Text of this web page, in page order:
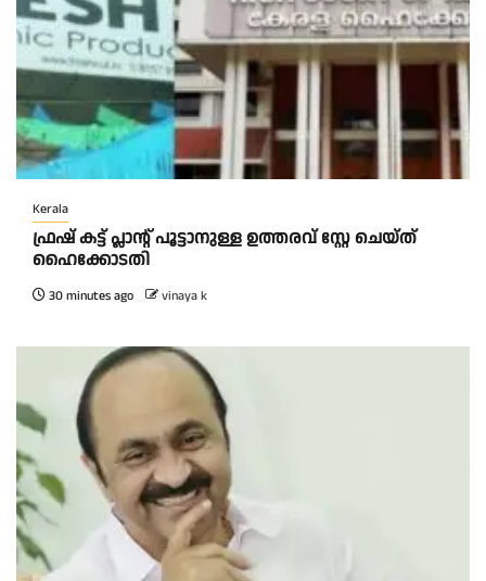
Kerala
ഫ്രഷ് കട്ട് പ്ലാന്റ് പൂട്ടാനുള്ള ഉത്തരവ് സ്റ്റേ ചെയ്ത്
ഹൈക്കോടതി
30 minutes ago vinaya k